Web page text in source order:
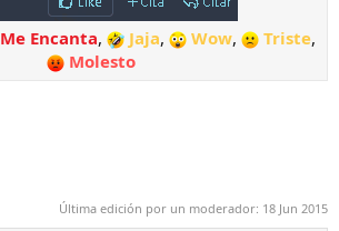
Me Encanta, Jaja, Wow, Triste,
Molesto
Última edición por un moderador: 18 Jun 2015